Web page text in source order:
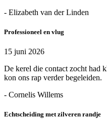
- Elizabeth van der Linden
Professioneel en vlug
15 juni 2026
De kerel die contact zocht had
kon ons rap verder begeleiden.
- Cornelis Willems
Echtscheiding met zilveren randje